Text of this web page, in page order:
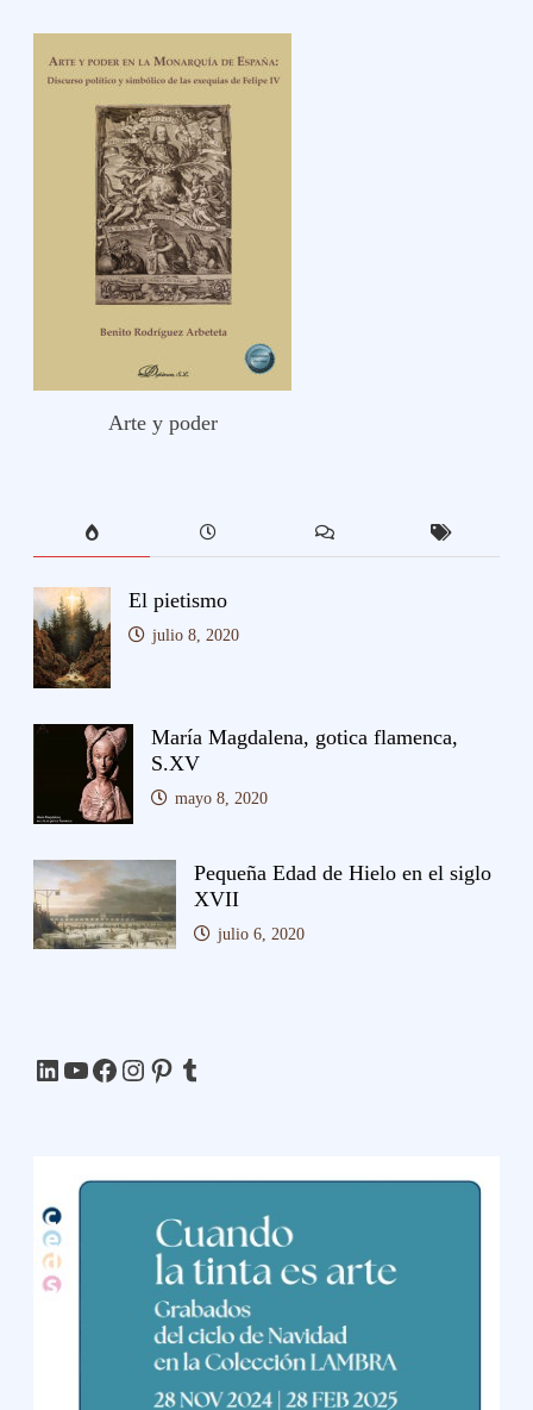
Arte y poder
El pietismo
julio 8, 2020
María Magdalena, gotica flamenca,
S.XV
mayo 8, 2020
Pequeña Edad de Hielo en el siglo
XVII
julio 6, 2020
LinkedIn
YouTube
Facebook
Instagram
Pinterest
Tumblr